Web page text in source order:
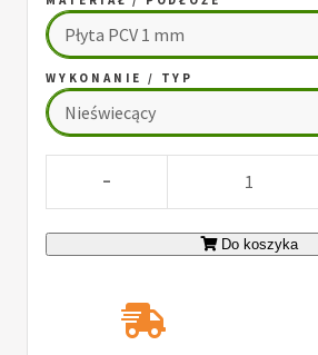
WYKONANIE / TYP
-
Do koszyka